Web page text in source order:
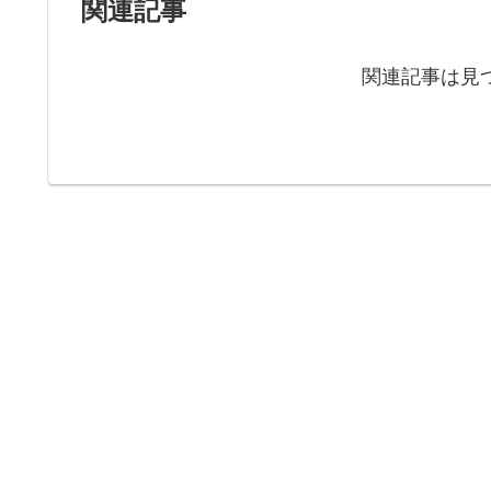
関連記事
関連記事は見